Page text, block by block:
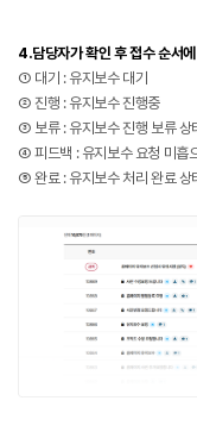
4.담당자가 확인 후 접수 순서
① 대기 : 유지보수 대기
② 진행 : 유지보수 진행중
③ 보류 : 유지보수 진행 보류 상
④ 피드백 : 유지보수 요청 미흡
⑤ 완료 : 유지보수 처리 완료 상